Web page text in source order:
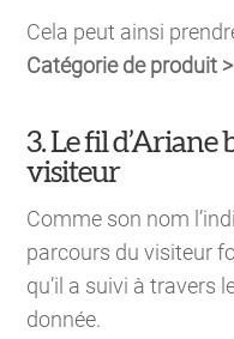
Cela peut ainsi
Catégorie de produit
3. Le fil d’Ariane
visiteur
Comme son nom
parcours du visiteur
qu’il a suivi à travers
donnée.